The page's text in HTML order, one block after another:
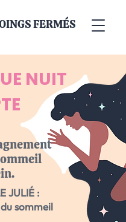
FERMÉS
NUIT
JULIÉ :
sommeil